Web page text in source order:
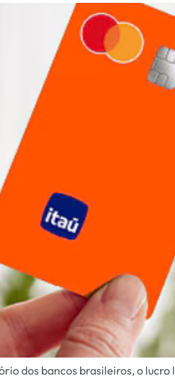
dos bancos brasileiros, o